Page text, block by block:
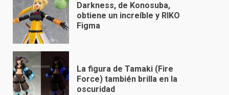
Darkness, de Konosuba,
obtiene un increíble y RIKO
Figma
La figura de Tamaki (Fire
Force) también brilla en la
oscuridad